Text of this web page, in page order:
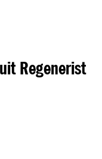
Regenerist